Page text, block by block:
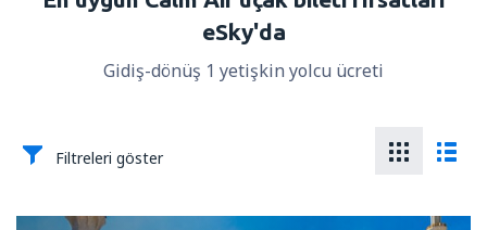
eSky'da
Gidiş-dönüş 1 yetişkin yolcu ücreti
Filtreleri göster